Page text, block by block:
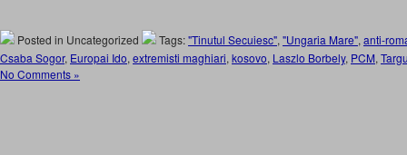
Posted in Uncategorized Tags:"Tinutul Secuiesc", "Ungaria Mare", anti-
Csaba Sogor, Europai Ido, extremisti maghiari, kosovo, Laszlo Borbely, PCM,
No Comments »